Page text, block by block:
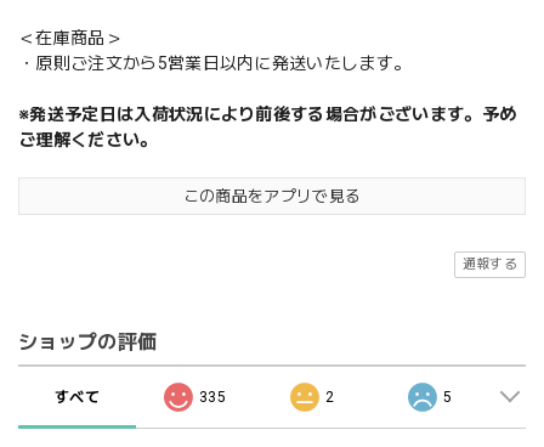
＜在庫商品＞
・原則ご注文から5営業日以内に発送いたします。
※発送予定日は入荷状況により前後する場合がございます。予め
ご理解ください。
この商品をアプリで見る
通報する
ショップの評価
すべて 335 2 5